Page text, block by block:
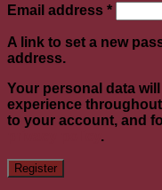
Email address *
A link to set a new
address.
Your personal data
experience
to your account, and
.
Register